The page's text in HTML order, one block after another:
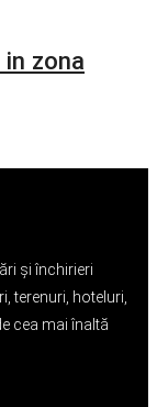
zona
și închirieri
terenuri, hoteluri,
cea mai înaltă